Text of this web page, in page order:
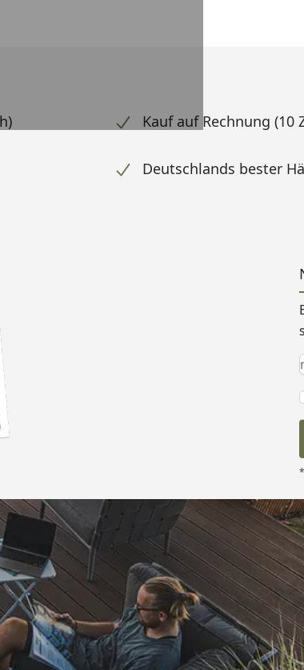
Kauf auf Rechnung (10
Deutschlands bester
Lieferung und sehr gute
Qualität “
08.08.2026